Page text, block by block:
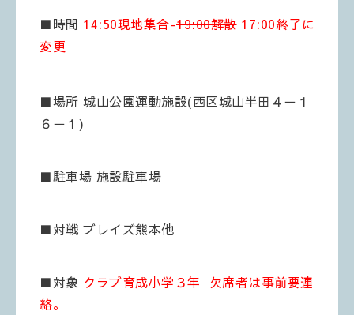
■時間 14:50現地集合-19:00解散17:00終了に
変更
■場所 城山公園運動施設(西区城山半田４－１
６－１)
■駐車場 施設駐車場
■対戦 ブレイズ熊本他
■対象 クラブ育成小学３年 欠席者は事前要連
絡。